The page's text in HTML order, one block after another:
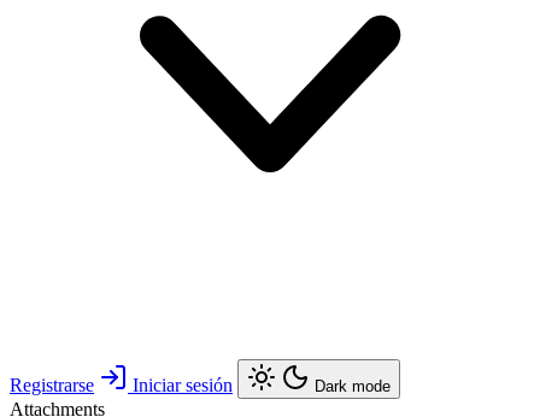
Registrarse Iniciar sesión Dark mode
Attachments